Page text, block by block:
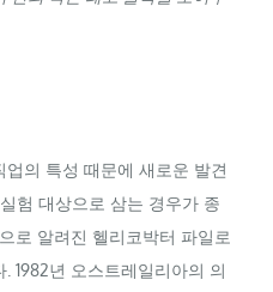
의 특성 때문에 새로운 발견
험 대상으로 삼는 경우가 종
로 알려진 헬리코박터 파일로
1982년 오스트레일리아의 의